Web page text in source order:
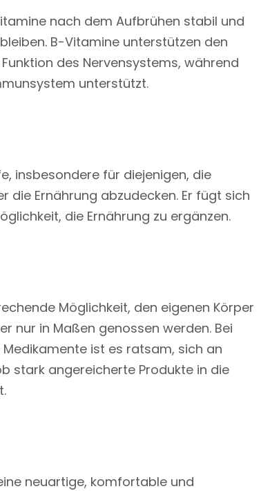
nach dem Aufbrühen stabil und
B-Vitamine unterstützen den
des Nervensystems, während
unterstützt.
insbesondere für diejenigen, die
die Ernährung abzudecken. Er fügt sich
die Ernährung zu ergänzen.
Möglichkeit, den eigenen Körper
nur in Maßen genossen werden. Bei
ist es ratsam, sich an
stark angereicherte Produkte in die
neuartige, komfortable und